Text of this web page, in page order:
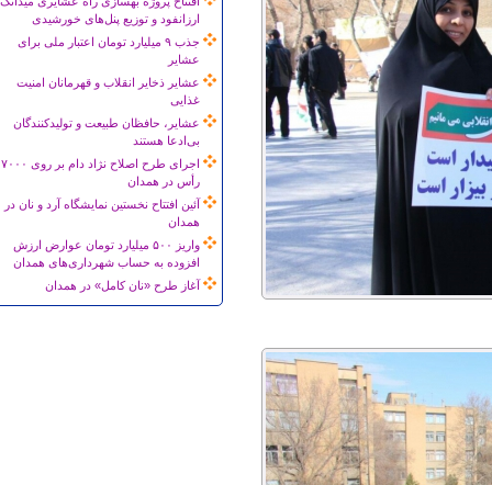
ارزانفود و توزیع پنل‌های خورشیدی
جذب ۹ میلیارد تومان اعتبار ملی برای
عشایر
عشایر ذخایر انقلاب و قهرمانان امنیت
غذایی
عشایر، حافظان طبیعت و تولیدکنندگان
بی‌ادعا هستند
اجرای طرح اصلاح نژاد دام بر روی ۷۰۰۰
رأس در همدان
آئین افتتاح نخستین نمایشگاه آرد و نان در
همدان
واریز ۵۰۰ میلیارد تومان عوارض ارزش
افزوده به حساب شهرداری‌های همدان
آغاز طرح «نان کامل» در همدان